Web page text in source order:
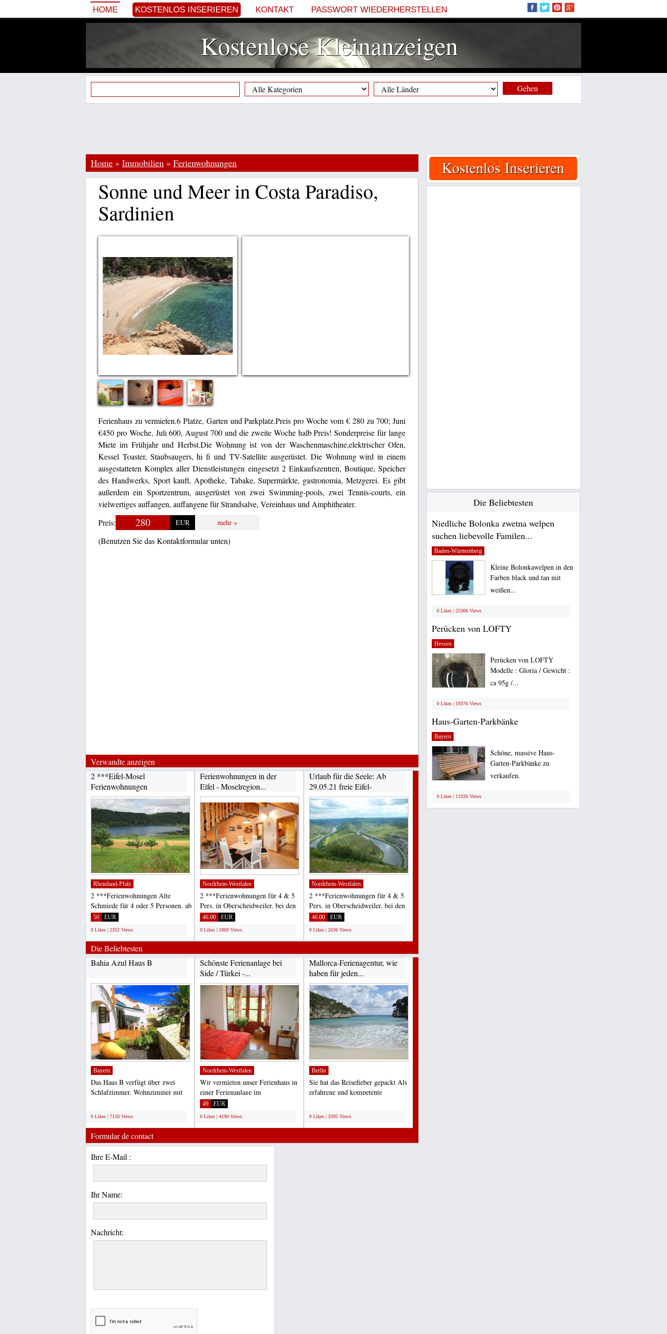
HOME KOSTENLOS INSERIEREN KONTAKT PASSWORT WIEDERHERSTELLEN
Kostenlose Kleinanzeigen
Gehen
Home » Immobilien » Ferienwohnungen
Sonne und Meer in Costa Paradiso,
Sardinien
Ferienhaus zu vermieten.6 Platze, Garten und Parkplatz.Preis pro Woche vom € 280 zu 700; Juni
€450 pro Woche, Juli 600, August 700 und die zweite Woche halb Preis! Sonderpreise für lange
Miete im Frühjahr und Herbst.Die Wohnung ist von der Waschenmaschine,elektrischer Ofen,
Kessel Toaster, Staubsaugers, hi fi und TV-Satellite ausgerüstet. Die Wohnung wird in einem
ausgestatteten Komplex aller Dienstleistungen eingesetzt 2 Einkaufszentren, Boutique, Speicher
des Handwerks, Sport kauft, Apotheke, Tabake, Supermärkte, gastronomia, Metzgerei. Es gibt
außerdem ein Sportzentrum, ausgerüstet von zwei Swimming-pools, zwei Tennis-courts, ein
vielwertiges auffangen, auffangene für Strandsalve, Vereinhaus und Amphitheater.
Preis:
280 EUR mehr »
(Benutzen Sie das Kontaktformular unten)
Verwandte anzeigen
2 ***Eifel-Mosel
Ferienwohnungen
Rheinland-Pfalz
2 ***Ferienwohnungen Alte
Schmiede für 4 oder 5 Personen, ab
50, 00 Euro, in
50 EUR
0 Likes | 2352 Views
Ferienwohnungen in der
Eifel - Moselregion...
Nordrhein-Westfalen
2 ***Ferienwohnungen für 4 & 5
Pers. in Oberscheidweiler, bei den
Maaren/Seen der...
46.00 EUR
0 Likes | 1869 Views
Urlaub für die Seele: Ab
29.05.21 freie Eifel-
Ferienwohnungen...
Nordrhein-Westfalen
2 ***Ferienwohnungen für 4 & 5
Pers. in Oberscheidweiler, bei den
Maaren/Seen der...
46.00 EUR
0 Likes | 2036 Views
Die Beliebtesten
Bahia Azul Haus B
Bayern
Das Haus B verfügt über zwei
Schlafzimmer, Wohnzimmer mit
0 Likes | 7150 Views
Schönste Ferienanlage bei
Side / Türkei -...
Nordrhein-Westfalen
Wir vermieten unser Ferienhaus in
einer Ferienanlage im
Naturschutzgebiet an der...
49 EUR
0 Likes | 4190 Views
Mallorca-Ferienagentur, wie
haben für jeden...
Berlin
Sie hat das Reisefieber gepackt Als
erfahrene und kompetente
0 Likes | 3395 Views
Formular de contact
Ihre E-Mail :
Ihr Name:
Nachricht:
Kostenlos Inserieren
Die Beliebtesten
Niedliche Bolonka zwetna welpen
suchen liebevolle Familen...
Baden-Württemberg
Kleine Bolonkawelpen in den
Farben black und tan mit
weißen...
0 Likes | 25306 Views
Perücken von LOFTY
Hessen
Perücken von LOFTY
Modelle : Gloria / Gewicht :
ca 95g /...
0 Likes | 19376 Views
Haus-Garten-Parkbänke
Bayern
Schöne, massive Haus-
Garten-Parkbänke zu
verkaufen.
0 Likes | 11926 Views